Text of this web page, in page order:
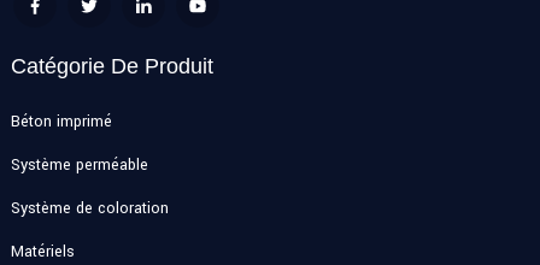
Catégorie De Produit
Béton imprimé
Système perméable
Système de coloration
Matériels